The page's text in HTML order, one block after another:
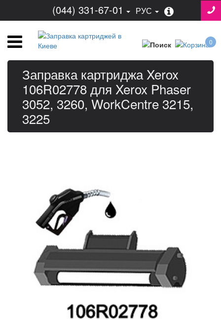
(044) 331-67-01 РУС
0
Заправка картриджа Xerox
106R02778 для Xerox Phaser
3052, 3260, WorkCentre 3215,
3225